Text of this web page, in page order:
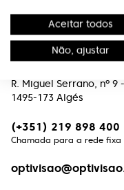
Contactos
R. Miguel Serrano, nº 9
1495-173 Algés
(+351) 219 898 400
Chamada para a rede fixa
Aceitar todos
Não, ajustar